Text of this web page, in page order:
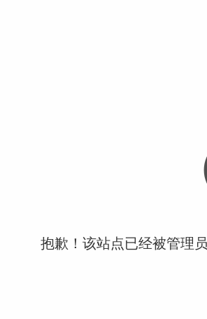
抱歉！该站点已经被管理